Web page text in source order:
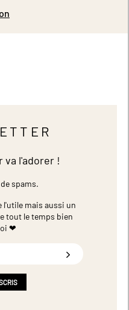
l'adorer !
spams.
l'utile mais aussi un
tout le temps bien
❤